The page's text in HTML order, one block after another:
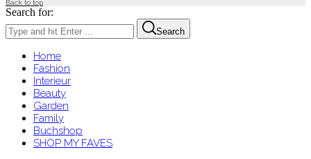
Back to top
Search for:
Search
Home
Fashion
Interieur
Beauty
Garden
Family
Buchshop
SHOP MY FAVES